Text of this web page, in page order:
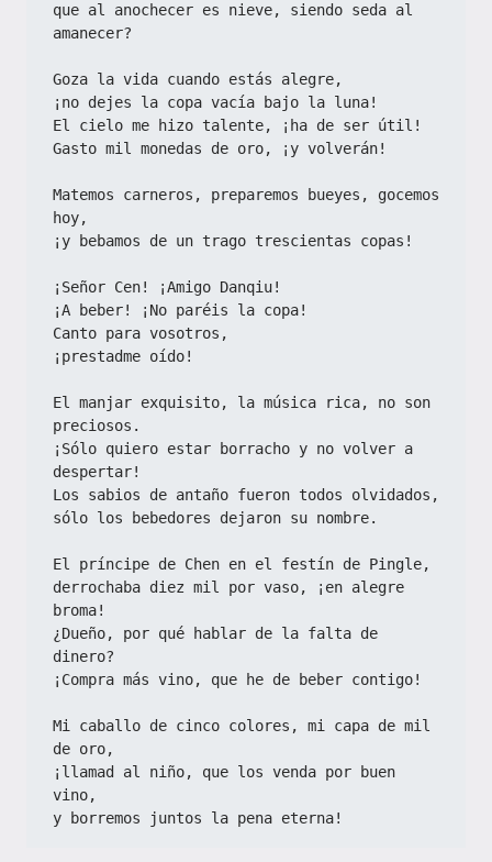
que al anochecer es nieve, siendo seda al
amanecer?
Goza la vida cuando estás alegre,
¡no dejes la copa vacía bajo la luna!
El cielo me hizo talente, ¡ha de ser útil!
Gasto mil monedas de oro, ¡y volverán!
Matemos carneros, preparemos bueyes, gocemos
hoy,
¡y bebamos de un trago trescientas copas!
¡Señor Cen! ¡Amigo Danqiu!
¡A beber! ¡No paréis la copa!
Canto para vosotros,
¡prestadme oído!
El manjar exquisito, la música rica, no son
preciosos.
¡Sólo quiero estar borracho y no volver a
despertar!
Los sabios de antaño fueron todos olvidados,
sólo los bebedores dejaron su nombre.
El príncipe de Chen en el festín de Pingle,
derrochaba diez mil por vaso, ¡en alegre
broma!
¿Dueño, por qué hablar de la falta de
dinero?
¡Compra más vino, que he de beber contigo!
Mi caballo de cinco colores, mi capa de mil
de oro,
¡llamad al niño, que los venda por buen
vino,
y borremos juntos la pena eterna!